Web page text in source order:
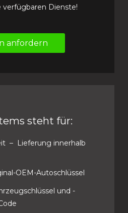
verfügbaren Dienste!
anfordern
steht für:
– Lieferung innerhalb
OEM-Autoschlüssel
und -